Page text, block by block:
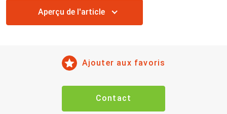
Aperçu de l'article
Ajouter aux favoris
Contact